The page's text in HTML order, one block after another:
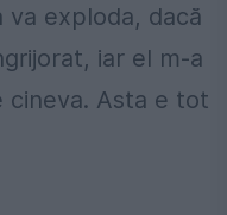
exploda, dacă
iar el m-a
cineva. Asta e tot